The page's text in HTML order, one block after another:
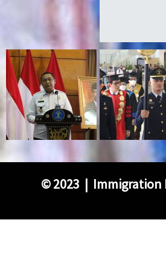
©2023 | Immigration